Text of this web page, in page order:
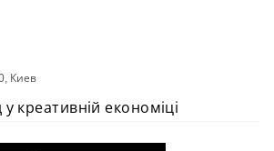
Киев
креативній економіці